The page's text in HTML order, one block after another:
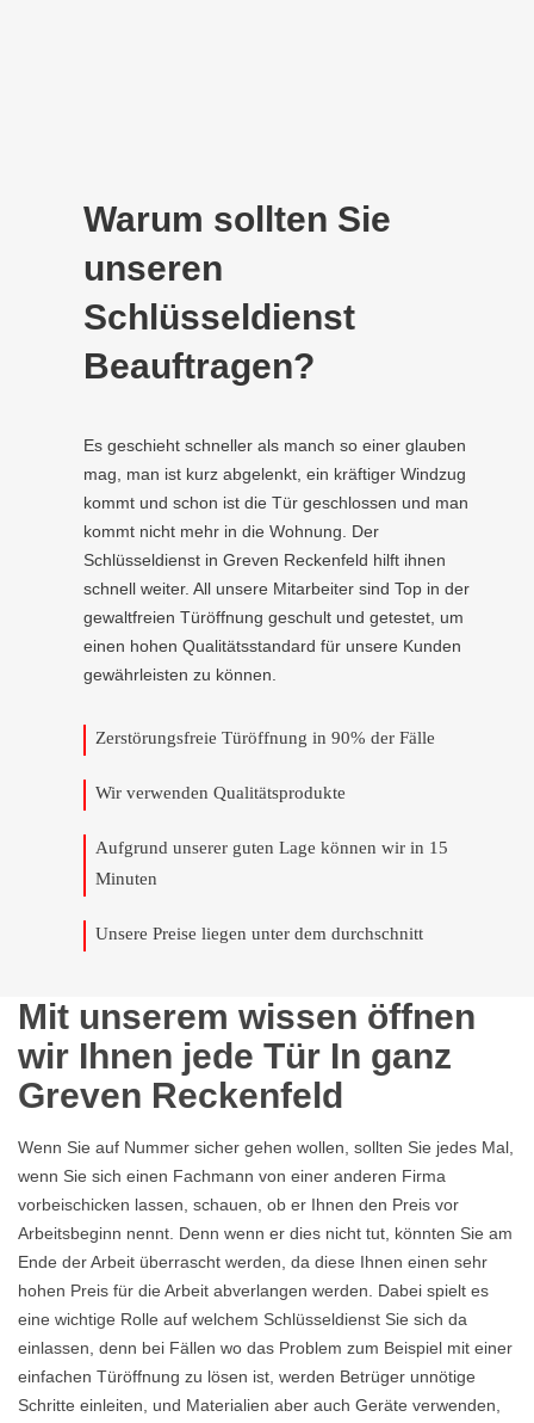
Warum sollten Sie
unseren
Schlüsseldienst
Beauftragen?
Es geschieht schneller als manch so einer glauben
mag, man ist kurz abgelenkt, ein kräftiger Windzug
kommt und schon ist die Tür geschlossen und man
kommt nicht mehr in die Wohnung. Der
Schlüsseldienst in Greven Reckenfeld hilft ihnen
schnell weiter. All unsere Mitarbeiter sind Top in der
gewaltfreien Türöffnung geschult und getestet, um
einen hohen Qualitätsstandard für unsere Kunden
gewährleisten zu können.
Zerstörungsfreie Türöffnung in 90% der Fälle
Wir verwenden Qualitätsprodukte
Aufgrund unserer guten Lage können wir in 15
Minuten
Unsere Preise liegen unter dem durchschnitt
Mit unserem wissen öffnen
wir Ihnen jede Tür In ganz
Greven Reckenfeld
Wenn Sie auf Nummer sicher gehen wollen, sollten Sie jedes Mal,
wenn Sie sich einen Fachmann von einer anderen Firma
vorbeischicken lassen, schauen, ob er Ihnen den Preis vor
Arbeitsbeginn nennt. Denn wenn er dies nicht tut, könnten Sie am
Ende der Arbeit überrascht werden, da diese Ihnen einen sehr
hohen Preis für die Arbeit abverlangen werden. Dabei spielt es
eine wichtige Rolle auf welchem Schlüsseldienst Sie sich da
einlassen, denn bei Fällen wo das Problem zum Beispiel mit einer
einfachen Türöffnung zu lösen ist, werden Betrüger unnötige
Schritte einleiten, und Materialien aber auch Geräte verwenden,